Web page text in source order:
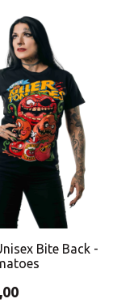
Bite Back -